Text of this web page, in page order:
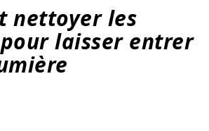
nettoyer les
laisser entrer